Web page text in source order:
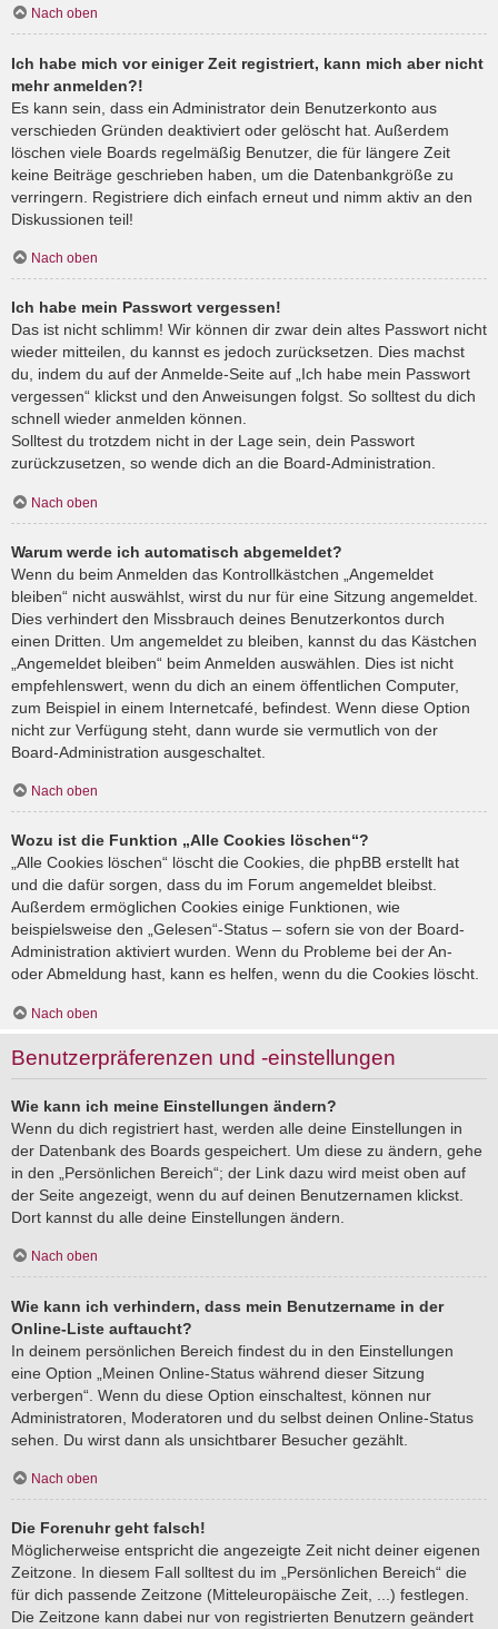
Nach oben
Ich habe mich vor einiger Zeit registriert, kann mich aber nicht
mehr anmelden?!
Es kann sein, dass ein Administrator dein Benutzerkonto aus
verschieden Gründen deaktiviert oder gelöscht hat. Außerdem
löschen viele Boards regelmäßig Benutzer, die für längere Zeit
keine Beiträge geschrieben haben, um die Datenbankgröße zu
verringern. Registriere dich einfach erneut und nimm aktiv an den
Diskussionen teil!
Nach oben
Ich habe mein Passwort vergessen!
Das ist nicht schlimm! Wir können dir zwar dein altes Passwort nicht
wieder mitteilen, du kannst es jedoch zurücksetzen. Dies machst
du, indem du auf der Anmelde-Seite auf „Ich habe mein Passwort
vergessen“ klickst und den Anweisungen folgst. So solltest du dich
schnell wieder anmelden können.
Solltest du trotzdem nicht in der Lage sein, dein Passwort
zurückzusetzen, so wende dich an die Board-Administration.
Nach oben
Warum werde ich automatisch abgemeldet?
Wenn du beim Anmelden das Kontrollkästchen „Angemeldet
bleiben“ nicht auswählst, wirst du nur für eine Sitzung angemeldet.
Dies verhindert den Missbrauch deines Benutzerkontos durch
einen Dritten. Um angemeldet zu bleiben, kannst du das Kästchen
„Angemeldet bleiben“ beim Anmelden auswählen. Dies ist nicht
empfehlenswert, wenn du dich an einem öffentlichen Computer,
zum Beispiel in einem Internetcafé, befindest. Wenn diese Option
nicht zur Verfügung steht, dann wurde sie vermutlich von der
Board-Administration ausgeschaltet.
Nach oben
Wozu ist die Funktion „Alle Cookies löschen“?
„Alle Cookies löschen“ löscht die Cookies, die phpBB erstellt hat
und die dafür sorgen, dass du im Forum angemeldet bleibst.
Außerdem ermöglichen Cookies einige Funktionen, wie
beispielsweise den „Gelesen“-Status – sofern sie von der Board-
Administration aktiviert wurden. Wenn du Probleme bei der An-
oder Abmeldung hast, kann es helfen, wenn du die Cookies löscht.
Nach oben
Benutzerpräferenzen und -einstellungen
Wie kann ich meine Einstellungen ändern?
Wenn du dich registriert hast, werden alle deine Einstellungen in
der Datenbank des Boards gespeichert. Um diese zu ändern, gehe
in den „Persönlichen Bereich“; der Link dazu wird meist oben auf
der Seite angezeigt, wenn du auf deinen Benutzernamen klickst.
Dort kannst du alle deine Einstellungen ändern.
Nach oben
Wie kann ich verhindern, dass mein Benutzername in der
Online-Liste auftaucht?
In deinem persönlichen Bereich findest du in den Einstellungen
eine Option „Meinen Online-Status während dieser Sitzung
verbergen“. Wenn du diese Option einschaltest, können nur
Administratoren, Moderatoren und du selbst deinen Online-Status
sehen. Du wirst dann als unsichtbarer Besucher gezählt.
Nach oben
Die Forenuhr geht falsch!
Möglicherweise entspricht die angezeigte Zeit nicht deiner eigenen
Zeitzone. In diesem Fall solltest du im „Persönlichen Bereich“ die
für dich passende Zeitzone (Mitteleuropäische Zeit, ...) festlegen.
Die Zeitzone kann dabei nur von registrierten Benutzern geändert